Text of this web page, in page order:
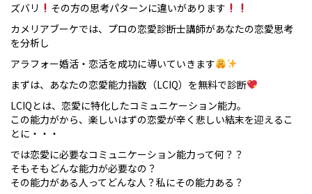
ズバリ
その方の思考パターンに違いがあります
カメリアブーケでは、プロの恋愛診断士講師があなたの恋愛思考
を分析し
アラフォー婚活・恋活を成功に導いていきます
まずは、あなたの恋愛能力指数（LCIQ）を無料で診断
LCIQとは、恋愛に特化したコミュニケーション能力。
この能力がから、楽しいはずの恋愛が辛く悲しい結末を迎えるこ
とに・・・
では恋愛に必要なコミュニケーション能力って何？？
そもそもどんな能力が必要なの？
その能力がある人ってどんな人？私にその能力ある？